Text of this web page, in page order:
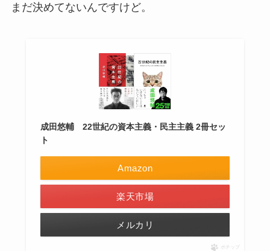
まだ決めてないんですけど。
成田悠輔 22世紀の資本主義・民主主義 2冊セッ
ト
Amazon
楽天市場
メルカリ
ポチップ